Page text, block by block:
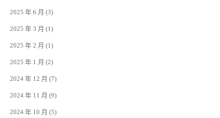
2025 年 6 月 (3)
2025 年 3 月 (1)
2025 年 2 月 (1)
2025 年 1 月 (2)
2024 年 12 月 (7)
2024 年 11 月 (9)
2024 年 10 月 (5)